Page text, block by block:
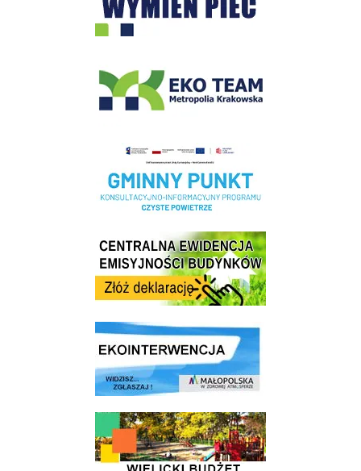
Realizacja Programu Czyste Powietrze w Gminie Wieliczka
Centrala Ewidencja Emisyjności Budynków - złóż deklarację
link do strony ekointerwencja dot.- powietrza
link do strony - Wielicki Budżet Obywatelski